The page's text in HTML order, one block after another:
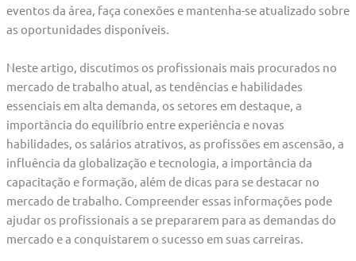
eventos da área, faça conexões e mantenha-se atualizado sobre
as oportunidades disponíveis.
Neste artigo, discutimos os profissionais mais procurados no
mercado de trabalho atual, as tendências e habilidades
essenciais em alta demanda, os setores em destaque, a
importância do equilíbrio entre experiência e novas
habilidades, os salários atrativos, as profissões em ascensão, a
influência da globalização e tecnologia, a importância da
capacitação e formação, além de dicas para se destacar no
mercado de trabalho. Compreender essas informações pode
ajudar os profissionais a se prepararem para as demandas do
mercado e a conquistarem o sucesso em suas carreiras.